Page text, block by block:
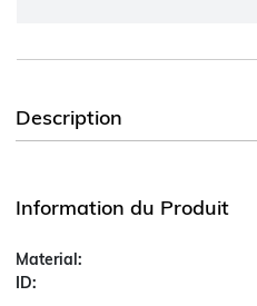
Description
Information du Produit
Material:
ID: